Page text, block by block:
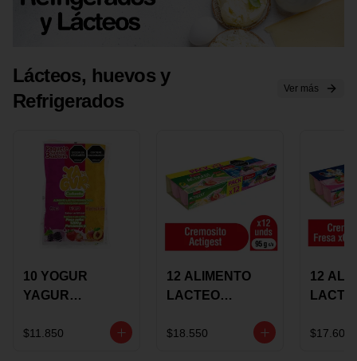
Lácteos, huevos y
Refrigerados
Ver más
10 YOGUR
YAGUR
150ML SURTIDO
$11.850
12 ALIMENTO
LACTEO
ALQUERIA
$18.550
12
$17.600